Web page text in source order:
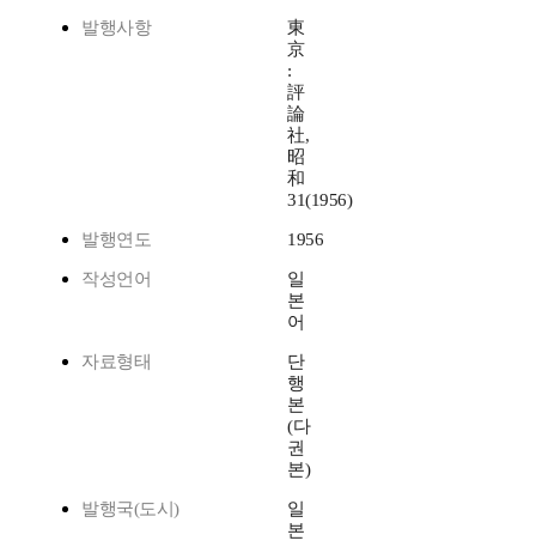
발행사항
東
京
:
評
論
社,
昭
和
31(1956)
발행연도 1956
작성언어
일
본
어
자료형태
단
행
본
(다
권
본)
발행국(도시)
일
본